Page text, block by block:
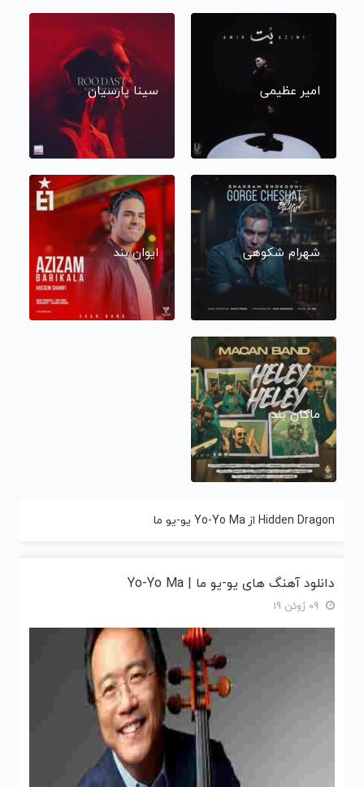
امیر عظیمی سینا پارسیان
شهرام شکوهی ایوان بند
ماکان بند
Hidden Dragon از Yo-Yo Ma یو-یو ما
دانلود آهنگ های یو-یو ما | Yo-Yo Ma